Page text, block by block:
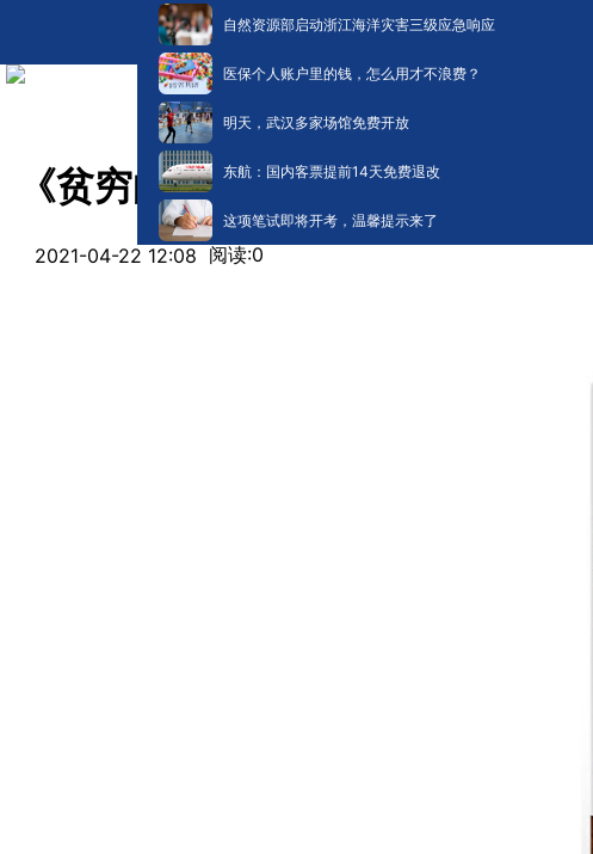
自然资源部启动浙江海洋灾害三级应急响应
医保个人账户里的钱，怎么用才不浪费？
明天，武汉多家场馆免费开放
东航：国内客票提前14天免费退改
这项笔试即将开考，温馨提示来了
《贫穷的本质》：2019年诺贝尔
2021-04-22 12:08 阅读:0